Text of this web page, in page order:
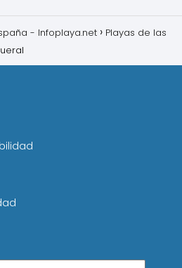
- Infoplaya.net
Playas de las